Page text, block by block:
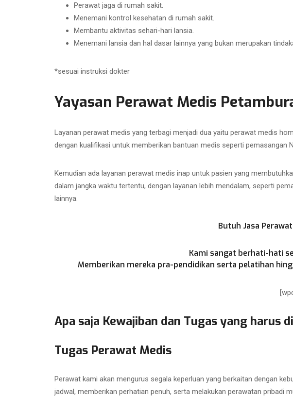
Perawat jaga di rumah sakit.
Menemani kontrol kesehatan di rumah sakit.
Membantu aktivitas sehari-hari lansia.
Menemani lansia dan hal dasar lainnya yang bukan merupakan
*sesuai instruksi dokter
Yayasan Perawat Medis
Layanan perawat medis yang terbagi menjadi dua yaitu perawat medis
dengan kualifikasi untuk memberikan bantuan medis seperti pemasangan
Kemudian ada layanan perawat medis inap untuk pasien yang
dalam jangka waktu tertentu, dengan layanan lebih mendalam, seperti
lainnya.
Butuh Jasa
Kami sangat berhati-hati
Memberikan mereka pra-pendidikan serta pelatihan
Apa saja Kewajiban dan Tugas yang harus
Tugas Perawat Medis
Perawat kami akan mengurus segala keperluan yang berkaitan dengan
jadwal, memberikan perhatian penuh, serta melakukan perawatan pribadi